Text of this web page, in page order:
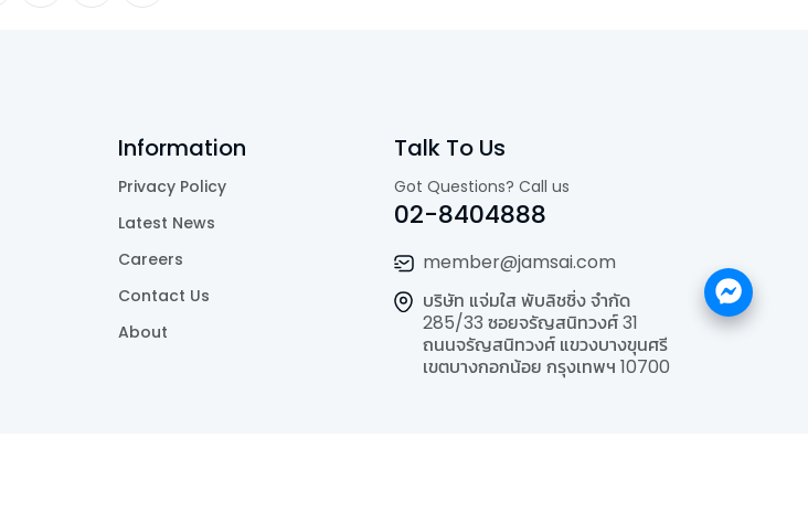
Information
Privacy Policy
Latest News
Careers
Contact Us
About
Talk To Us
Got Questions? Call us
02-8404888
member@jamsai.com
บริษัท แจ่มใส พับลิชชิ่ง จำกัด
285/33 ซอยจรัญสนิทวงศ์ 31
ถนนจรัญสนิทวงศ์ แขวงบางขุนศรี
เขตบางกอกน้อย กรุงเทพฯ 10700